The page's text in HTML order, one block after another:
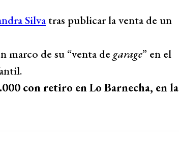
Silva tras publicar la venta de un
marco de su “venta de garage” en el
con retiro en Lo Barnecha, en la